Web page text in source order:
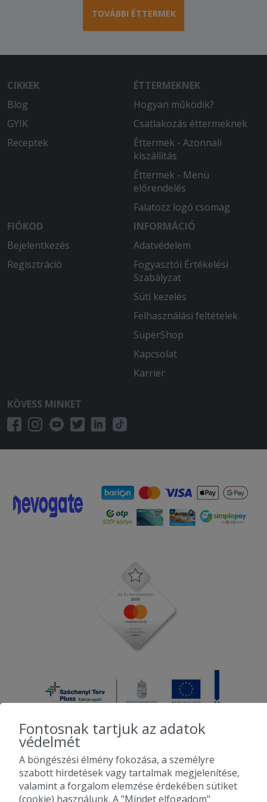
TOVÁBBI ÉTTERMEK
CIKKEK
Blog
GYIK
Receptek
ÉTTERMEKNEK
Hogyan működik?
Csatlakozás éttermeknek
Éttermek - Azonnali
kiszállítás
Éttermek - Menü
előrendelés
Falatozz logó csomag
FIÓKOD
Bejelentkezés
Regisztráció
INFORMÁCIÓ
Adatvédelem
Fogyasztói Értékelési
Szabályzat
Süti kezelés
Felhasználási feltételek
SuperShop
Kapcsolat
Karrier
KÖVESS MINKET
2010-2026 Copyright - Falatozz.hu - Diston-line Kft.
Pizza, gyros, hamburger, menük kedvező áron, egy helyen az összes
Fontosnak tartjuk az adatok
védelmét
A böngészési élmény fokozása, a személyre
szabott hirdetések vagy tartalmak megjelenítése,
valamint a forgalom elemzése érdekében sütiket
(cookie) használunk. A "Mindet elfogadom"